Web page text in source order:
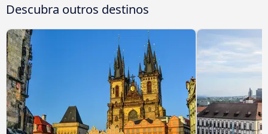
Descubra outros destinos